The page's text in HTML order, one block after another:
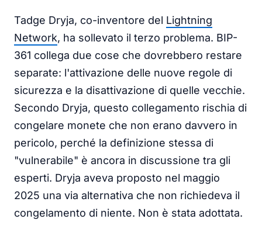
Tadge Dryja, co-inventore del Lightning
Network, ha sollevato il terzo problema. BIP-
361 collega due cose che dovrebbero restare
separate: l'attivazione delle nuove regole di
sicurezza e la disattivazione di quelle vecchie.
Secondo Dryja, questo collegamento rischia di
congelare monete che non erano davvero in
pericolo, perché la definizione stessa di
"vulnerabile" è ancora in discussione tra gli
esperti. Dryja aveva proposto nel maggio
2025 una via alternativa che non richiedeva il
congelamento di niente. Non è stata adottata.